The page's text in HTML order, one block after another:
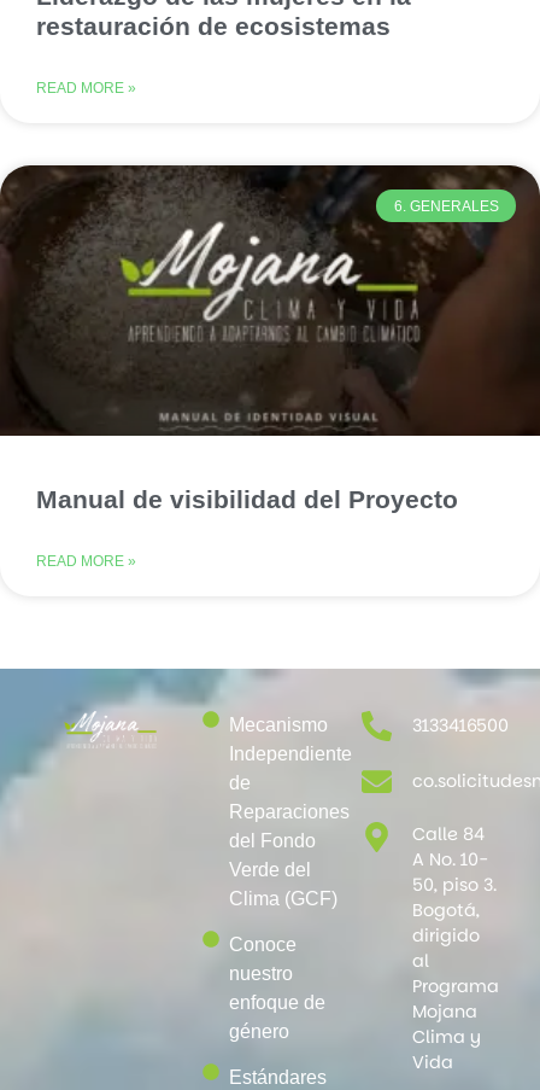
restauración de ecosistemas
READ MORE »
6. GENERALES
Manual de visibilidad del Proyecto
READ MORE »
Mecanismo
Independiente
de
Reparaciones
del Fondo
Verde del
Clima (GCF)
Conoce
nuestro
enfoque de
género
Estándares
3133416500
Calle 84
A No. 10-
50, piso 3.
Bogotá,
dirigido
al
Programa
Mojana
Clima y
Vida